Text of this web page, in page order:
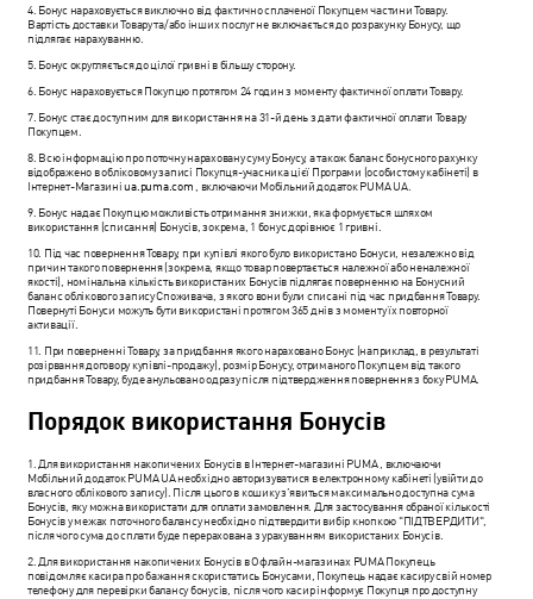
4. Бонус нараховується виключно від фактично сплаченої Покупцем частини Товару.
Вартість доставки Товару та/або інших послуг не включається до розрахунку Бонусу, що
підлягає нарахуванню.
5. Бонус округляється до цілої гривні в більшу сторону.
6. Бонус нараховується Покупцю протягом 24 годин з моменту фактичної оплати Товару.
7. Бонус стає доступним для використання на 31-й день з дати фактичної оплати Товару
Покупцем.
8. Всю інформацію про поточну нараховану суму Бонусу, а також баланс бонусного рахунку
відображено в обліковому записі Покупця-учасника цієї Програми (особистому кабінеті) в
Інтернет-Магазиніua.puma.com , включаючи Мобільний додаток PUMA UA.
9. Бонус надає Покупцю можливість отримання знижки, яка формується шляхом
використання (списання) Бонусів, зокрема, 1 бонус дорівнює 1 гривні.
10. Під час повернення Товару, при купівлі якого було використано Бонуси, незалежно від
причин такого повернення (зокрема, якщо товар повертається належної або неналежної
якості), номінальна кількість використаних Бонусів підлягає поверненню на Бонусний
баланс облікового запису Споживача, з якого вони були списані під час придбання Товару.
Повернуті Бонуси можуть бути використані протягом 365 днів з моменту їх повторної
активації.
11. При поверненні Товару, за придбання якого нараховано Бонус (наприклад, в результаті
розірвання договору купівлі-продажу), розмір Бонусу, отриманого Покупцем від такого
придбання Товару, буде анульовано одразу після підтвердження повернення з боку PUMA.
Порядок використання Бонусів
1. Для використання накопичених Бонусів в Інтернет-магазині PUMA , включаючи
Мобільний додаток PUMA UA необхідно авторизуватися в електронному кабінеті (увійти до
власного облікового запису). Після цього в кошику з’явиться максимально доступна сума
Бонусів, яку можна використати для оплати замовлення. Для застосування обраної кількості
Бонусів у межах поточного балансу необхідно підтвердити вибір кнопкою "ПІДТВЕРДИТИ",
після чого сума до сплати буде перерахована з урахуванням використаних Бонусів.
2. Для використання накопичених Бонусів в Офлайн-магазинах PUMA Покупець
повідомляє касира про бажання скористатись Бонусами, Покупець надає касиру свій номер
телефону для перевірки балансу бонусів, після чого касир інформує Покупця про доступну